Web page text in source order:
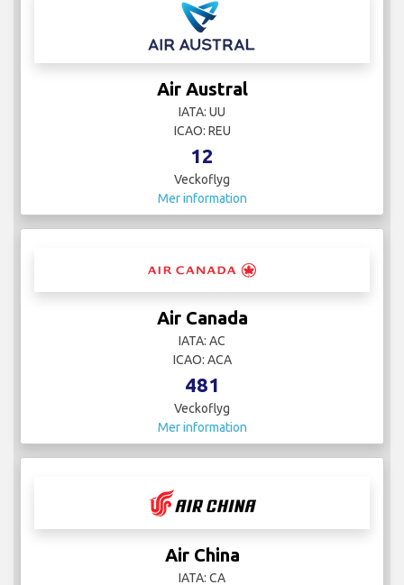
Air Austral
IATA: UU
ICAO: REU
12
Veckoflyg
Mer information
Air Canada
IATA: AC
ICAO: ACA
481
Veckoflyg
Mer information
Air China
IATA: CA